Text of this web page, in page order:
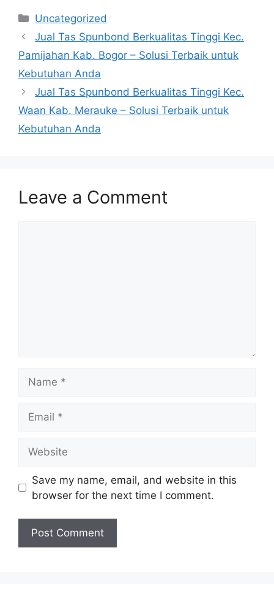
Categories
Uncategorized
Jual Tas Spunbond Berkualitas Tinggi Kec.
Pamijahan Kab. Bogor – Solusi Terbaik untuk
Kebutuhan Anda
Jual Tas Spunbond Berkualitas Tinggi Kec.
Waan Kab. Merauke – Solusi Terbaik untuk
Kebutuhan Anda
Leave a Comment
Save my name, email, and website in this
browser for the next time I comment.